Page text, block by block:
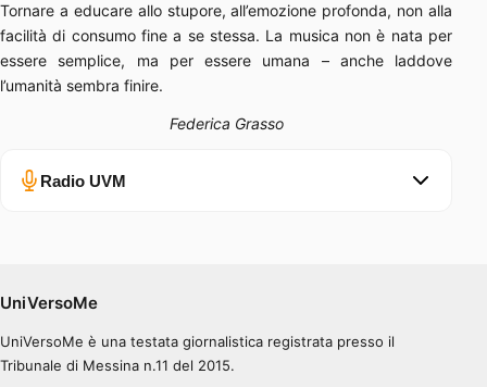
Radio UVM
0:00
Tornare a educare allo stupore, all’emozione profonda, non alla
facilità di consumo fine a se stessa. La musica non è nata per
essere semplice, ma per essere umana – anche laddove
l’umanità sembra finire.
Federica Grasso
UniVersoMe
UniVersoMe è una testata giornalistica registrata presso il
Tribunale di Messina n.11 del 2015.